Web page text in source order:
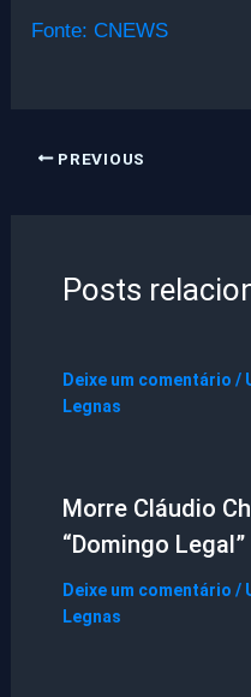
Fonte: CNEWS
PREVIOUS
Posts
Deixe um comentário /
Legnas
Morre Cláudio
“Domingo Legal”
Deixe um comentário /
Legnas